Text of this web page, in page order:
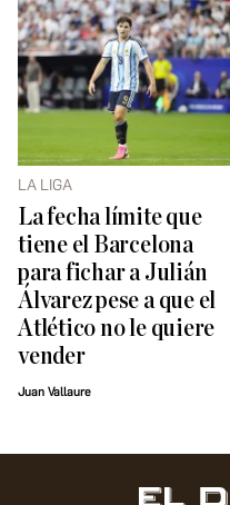
LA LIGA
La fecha límite que
tiene el Barcelona
para fichar a Julián
Álvarez pese a que el
Atlético no le quiere
vender
Juan Vallaure